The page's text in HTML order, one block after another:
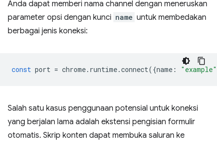
Anda dapat memberi nama channel dengan meneruskan
parameter opsi dengan kunci name untuk membedakan
berbagai jenis koneksi:
const port = chrome. runtime.connect({name : "example"
Salah satu kasus penggunaan potensial untuk koneksi
yang berjalan lama adalah ekstensi pengisian formulir
otomatis. Skrip konten dapat membuka saluran ke